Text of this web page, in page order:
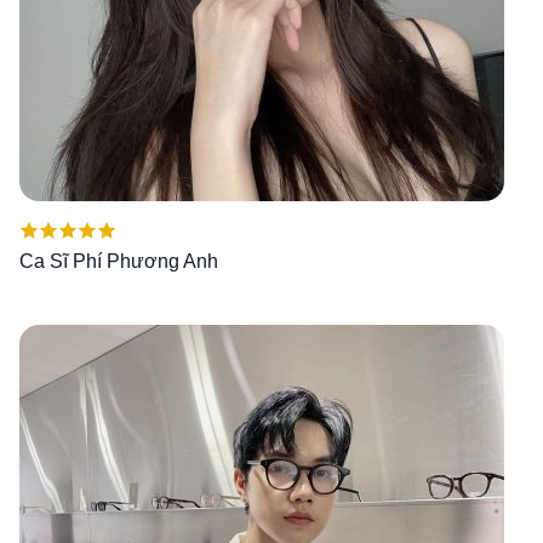
Ca Sĩ Phí Phương Anh
Được xếp